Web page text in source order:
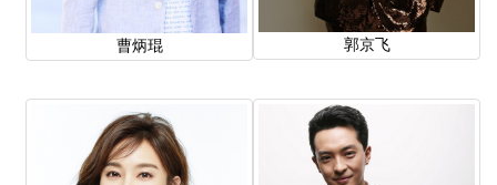
曹炳琨 郭京飞